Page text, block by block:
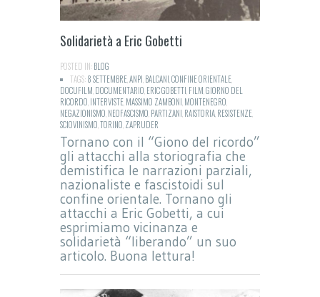
Solidarietà a Eric Gobetti
POSTED IN:BLOG
TAGS:8 SETTEMBREANPI BALCANI CONFINE ORIENTALE
DOCUFILM DOCUMENTARIO ERIC GOBETTI FILM GIORNO DEL
RICORDO INTERVISTE MASSIMO ZAMBONI MONTENEGRO
NEGAZIONISMO NEOFASCISMO PARTIZANI RAISTORIA RESISTENZE
SCIOVINISMO TORINO ZAPRUDER
Tornano con il “Giono del ricordo”
gli attacchi alla storiografia che
demistifica le narrazioni parziali,
nazionaliste e fascistoidi sul
confine orientale. Tornano gli
attacchi a Eric Gobetti, a cui
esprimiamo vicinanza e
solidarietà “liberando” un suo
articolo. Buona lettura!